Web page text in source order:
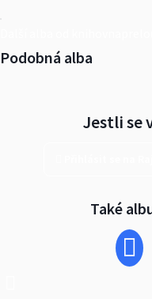
Podobná alba
Jestli se
Také